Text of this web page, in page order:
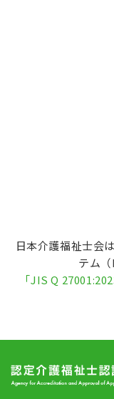
日本介護福祉士会
テム
「JIS Q